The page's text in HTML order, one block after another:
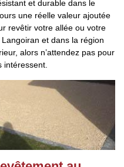
et durable dans le
une réelle valeur ajoutée
revêtir votre allée ou votre
et dans la région
alors n’attendez pas pour
intéressent.